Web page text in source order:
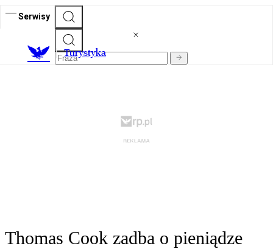
Serwisy
Turystyka
Thomas Cook zadba o pieniądze